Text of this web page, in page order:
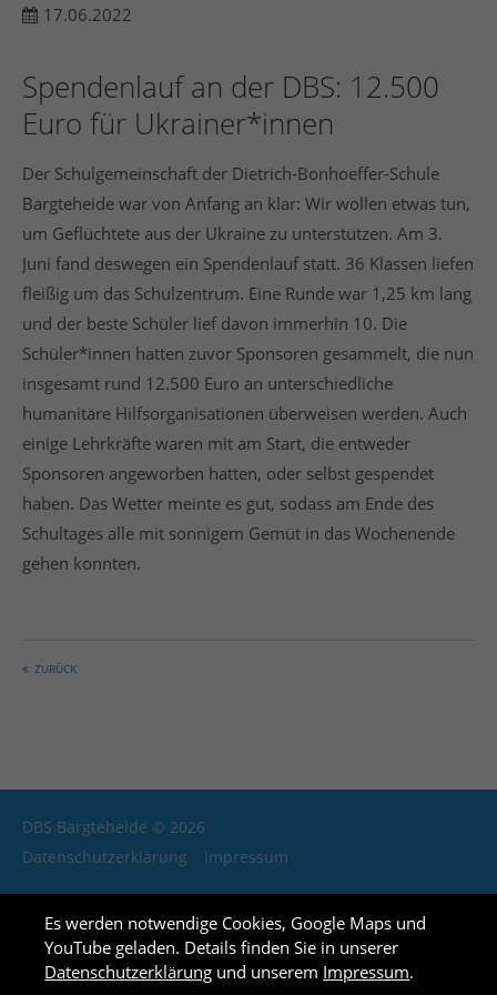
24h/ 365days
We offer support for our customers
Mon - Fri 8:00am - 5:00pm(GMT +1)
Get in touch
Cybersteel Inc.
376-293 City Road, Suite 600
San Francisco, CA 94102
Have any questions?
+44 1234 567 890
Drop us a line
info@yourdomain.com
About us
Aenean commodo ligula eget dolor. Aenean massa.
17.06.2022
Spendenlauf an der DBS: 12.500
Euro für Ukrainer*innen
Der Schulgemeinschaft der Dietrich-Bonhoeffer-Schule
Bargteheide war von Anfang an klar: Wir wollen etwas tun,
um Geflüchtete aus der Ukraine zu unterstützen. Am 3.
Juni fand deswegen ein Spendenlauf statt. 36 Klassen liefen
fleißig um das Schulzentrum. Eine Runde war 1,25 km lang
und der beste Schüler lief davon immerhin 10. Die
Schüler*innen hatten zuvor Sponsoren gesammelt, die nun
insgesamt rund 12.500 Euro an unterschiedliche
humanitäre Hilfsorganisationen überweisen werden. Auch
einige Lehrkräfte waren mit am Start, die entweder
Sponsoren angeworben hatten, oder selbst gespendet
haben. Das Wetter meinte es gut, sodass am Ende des
Schultages alle mit sonnigem Gemüt in das Wochenende
gehen konnten.
ZURÜCK
DBS Bargteheide © 2026
Datenschutzerklärung
Impressum
Es werden notwendige Cookies, Google Maps und
YouTube geladen. Details finden Sie in unserer
Datenschutzerklärung und unserem Impressum.